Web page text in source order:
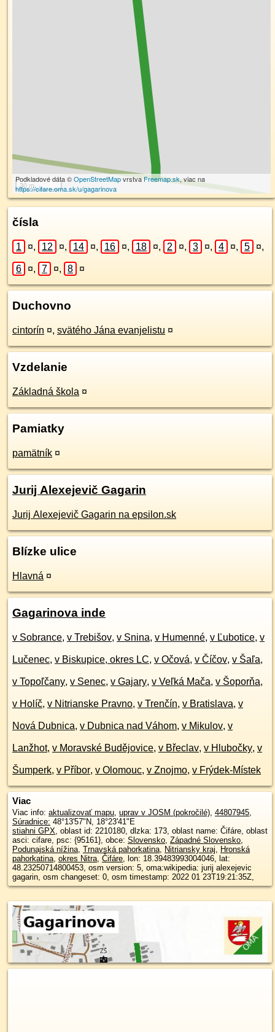
30 m
Podkladové dáta ©OpenStreetMapvrstvaFreemap.sk, viac na
https://cifare.oma.sk/u/gagarinova
čísla
1 ¤, 12 ¤, 14 ¤, 16 ¤, 18 ¤, 2 ¤, 3 ¤, 4 ¤, 5 ¤,
6 ¤, 7 ¤, 8 ¤
Duchovno
cintorín ¤, svätého Jána evanjelistu ¤
Vzdelanie
Základná škola ¤
Pamiatky
pamätník ¤
Jurij Alexejevič Gagarin
Jurij Alexejevič Gagarin na epsilon.sk
Blízke ulice
Hlavná ¤
Gagarinova inde
v Sobrance, v Trebišov, v Snina, v Humenné, v Ľubotice, v
Lučenec, v Biskupice, okres LC, v Očová, v Číčov, v Šaľa,
v Topoľčany, v Senec, v Gajary, v Veľká Mača, v Šoporňa,
v Holíč, v Nitrianske Pravno, v Trenčín, v Bratislava, v
Nová Dubnica, v Dubnica nad Váhom, v Mikulov, v
Lanžhot, v Moravské Budějovice, v Břeclav, v Hlubočky, v
Šumperk, v Příbor, v Olomouc, v Znojmo, v Frýdek-Místek
Viac
Viac info: aktualizovať mapu, uprav v JOSM (pokročilé), 44807945,
Súradnice: 48°13'57"N, 18°23'41"E
stiahni GPX, oblast id: 2210180, dlzka: 173, oblast name: Čifáre, oblast
asci: cifare, psc: {95161}, obce: Slovensko, Západné Slovensko,
Podunajská nížina, Trnavská pahorkatina, Nitriansky kraj, Hronská
pahorkatina, okres Nitra, Čifáre, lon: 18.39483993004046, lat:
48.23250714800453, osm version: 5, oma:wikipedia: jurij alexejevic
gagarin, osm changeset: 0, osm timestamp: 2022 01 23T19:21:35Z,